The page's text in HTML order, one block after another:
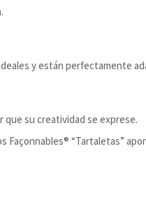
y están perfectamente
que su creatividad se exprese.
Façonnables® “Tartaletas”